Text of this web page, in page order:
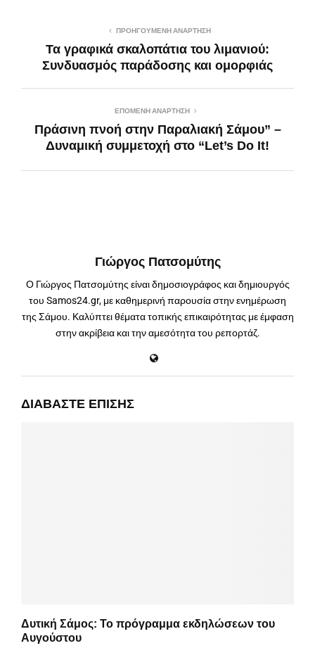
ΠΡΟΗΓΟΎΜΕΝΗ ΑΝΆΡΤΗΣΗ
Τα γραφικά σκαλοπάτια του λιμανιού:
Συνδυασμός παράδοσης και ομορφιάς
ΕΠΌΜΕΝΗ ΑΝΆΡΤΗΣΗ
Πράσινη πνοή στην Παραλιακή Σάμου” –
Δυναμική συμμετοχή στο “Let’s Do It!
Γιώργος Πατσομύτης
Ο Γιώργος Πατσομύτης είναι δημοσιογράφος και δημιουργός
του Samos24.gr, με καθημερινή παρουσία στην ενημέρωση
της Σάμου. Καλύπτει θέματα τοπικής επικαιρότητας με έμφαση
στην ακρίβεια και την αμεσότητα του ρεπορτάζ.
ΔΙΑΒΆΣΤΕ ΕΠΊΣΗΣ
Δυτική Σάμος: Το πρόγραμμα εκδηλώσεων του
Αυγούστου